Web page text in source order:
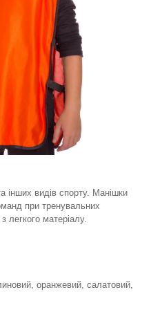
інших видів спорту. Манішки
при тренувальних
легкого матеріалу.
оранжевий, салатовий,